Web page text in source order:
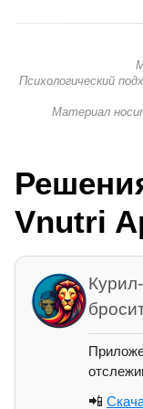
Психологический
Материал
Vnutri
📲